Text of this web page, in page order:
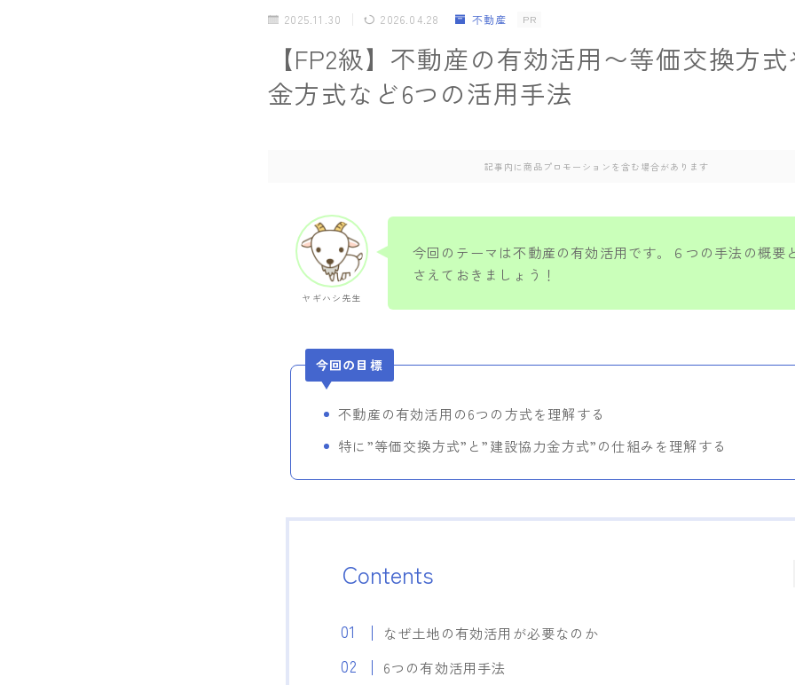
2025.11.30 2026.04.28 不動産 PR
【FP2級】不動産の有効活用〜等価交換方
金方式など6つの活用手法
記事内に商品プロモーションを含む場合があります
ヤギハシ先生
今回のテーマは不動産の有効活用です。６つの手法の概要
さえておきましょう！
今回の目標
不動産の有効活用の6つの方式を理解する
特に”等価交換方式”と”建設協力金方式”の仕組みを理解する
Contents
なぜ土地の有効活用が必要なのか
6つの有効活用手法